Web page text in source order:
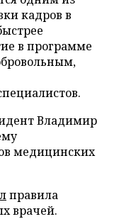
кадров в
в программе
Владимир
медицинских
правила
врачей.